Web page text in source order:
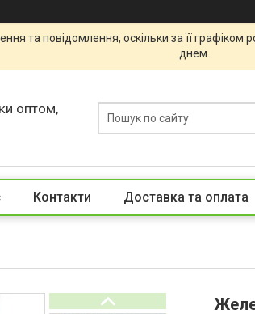
та повідомлення, оскільки за її
днем.
оптом,
Контакти Доставка та оплата